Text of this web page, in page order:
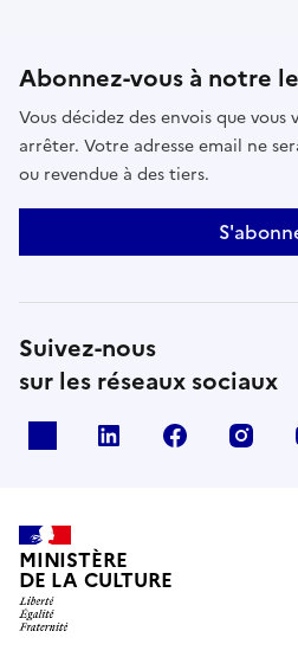
Abonnez-vous à notre
Vous décidez des envois que
arrêter. Votre adresse email ne
ou revendue à des tiers.
Suivez-nous
sur les réseaux sociaux
linkedin facebook
MINISTÈRE
DE LA CULTURE